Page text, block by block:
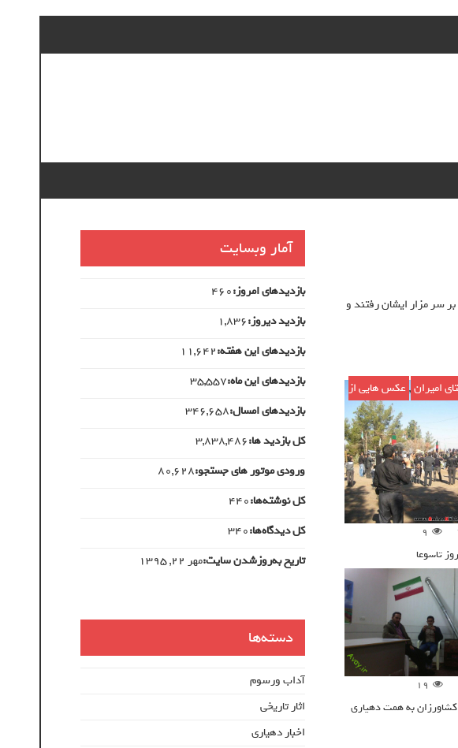
شد و بعد از آن بر سر مزار ایشان رفتند و
امیران,عکس هایی از
9
تاسوعا
19
به همت دهیاری
آمار وبسایت
بازدیدهای امروز:460
بازدید دیروز:1,836
بازدیدهای این هفته:11,642
بازدیدهای این ماه:35,557
بازدیدهای امسال:346,658
کل بازدید ها:3,838,486
ورودی‌ موتور های جستجو:80,628
کل نوشته‌ها:440
کل دیدگاه‌ها:340
تاریخ به‌روزشدن سایت:مهر ۲۲, ۱۳۹۵
دسته‌ها
آداب ورسوم
اثار تاریخی
اخبار دهیاری